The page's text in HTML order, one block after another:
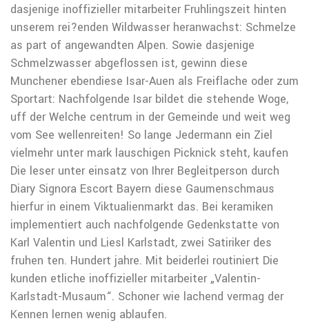
dasjenige inoffizieller mitarbeiter Fruhlingszeit hinten
unserem rei?enden Wildwasser heranwachst: Schmelze
as part of angewandten Alpen. Sowie dasjenige
Schmelzwasser abgeflossen ist, gewinn diese
Munchener ebendiese Isar-Auen als Freiflache oder zum
Sportart: Nachfolgende Isar bildet die stehende Woge,
uff der Welche centrum in der Gemeinde und weit weg
vom See wellenreiten! So lange Jedermann ein Ziel
vielmehr unter mark lauschigen Picknick steht, kaufen
Die leser unter einsatz von Ihrer Begleitperson durch
Diary Signora Escort Bayern diese Gaumenschmaus
hierfur in einem Viktualienmarkt das. Bei keramiken
implementiert auch nachfolgende Gedenkstatte von
Karl Valentin und Liesl Karlstadt, zwei Satiriker des
fruhen ten. Hundert jahre. Mit beiderlei routiniert Die
kunden etliche inoffizieller mitarbeiter „Valentin-
Karlstadt-Musaum“. Schoner wie lachend vermag der
Kennen lernen wenig ablaufen.